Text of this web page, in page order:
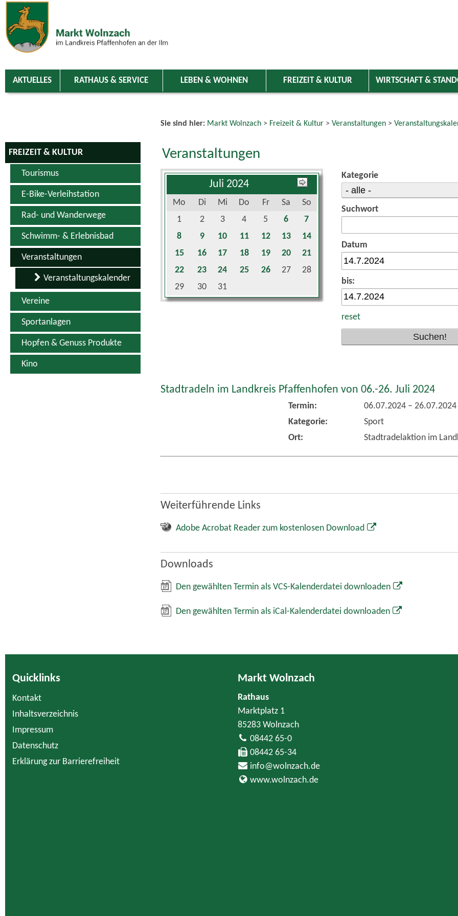
Zum Inhalt zur Navigation
AKTUELLES RATHAUS & SERVICE LEBEN & WOHNEN FREIZEIT & KULTUR WIRTSCHAFT &
FREIZEIT & KULTUR
Tourismus
E-Bike-Verleihstation
Rad- und Wanderwege
Schwimm- & Erlebnisbad
Veranstaltungen
Veranstaltungskalender
Vereine
Sportanlagen
Hopfen & Genuss Produkte
Kino
Sie sind hier: Markt Wolnzach> Freizeit & Kultur> Veranstaltungen>
Veranstaltungen
Juli 2024
Mo Di Mi Do Fr Sa
So
1
2 3 4 5 6
7
8
9 10 11 12 13
14
15
16 17 18 19 20
21
22
23 24 25 26 27
28
29
30 31
Kategorie
Suchwort
Datum
bis:
reset
Stadtradeln im Landkreis Pfaffenhofen von 06.-26. Juli 2024
Termin: 06.07.2024– 26.07.2024
Kategorie:
Sport
Ort:
Stadtradelaktion im
Weiterführende Links
Adobe Acrobat Reader zum kostenlosen Download
Downloads
Den gewählten Termin als VCS-Kalenderdatei downloaden
Den gewählten Termin als iCal-Kalenderdatei downloaden
Quicklinks
Kontakt
Inhaltsverzeichnis
Impressum
Datenschutz
Erklärung zur Barrierefreiheit
Markt Wolnzach
Rathaus
Marktplatz 1
85283 Wolnzach
08442 65-0
08442 65-34
info@wolnzach.de
www.wolnzach.de